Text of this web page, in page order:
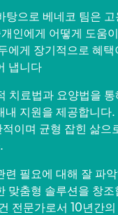
탕으로 베네코 팀은
인에게 어떻게 도움
에게 장기적으로 혜택
냅니다
치료법과 요양법을 통
내 지원을 제공합니다.
이며 균형 잡힌 삶으
필요에 대해 잘 파
맞춤형 솔루션을 창조
전문가로서 10년간